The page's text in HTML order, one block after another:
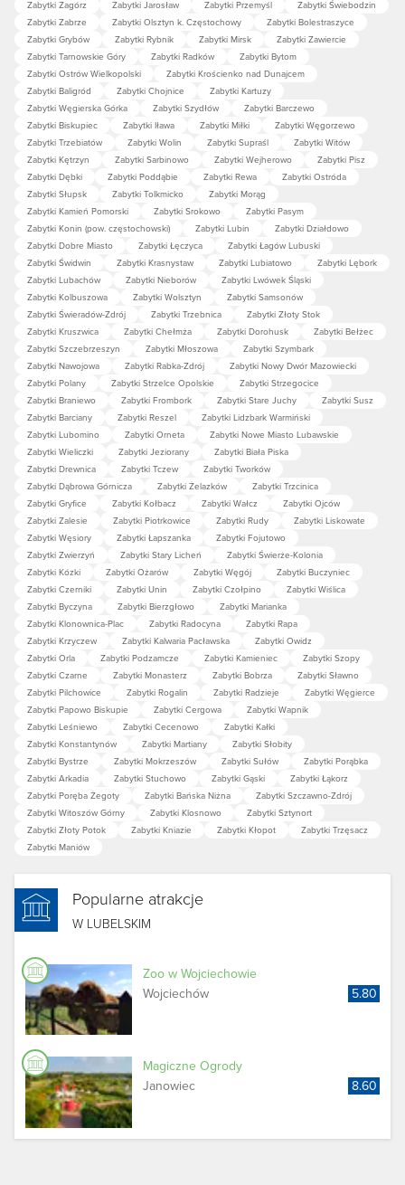
Zabytki Zagórz Zabytki Jarosław Zabytki Przemyśl
Zabytki Świebodzin
Zabytki Zabrze
Zabytki Olsztyn k. Częstochowy
Zabytki Bolestraszyce
Zabytki Grybów
Zabytki Rybnik Zabytki Mirsk
Zabytki Zawiercie
Zabytki Tarnowskie Góry
Zabytki Radków
Zabytki Bytom
Zabytki Ostrów Wielkopolski
Zabytki Krościenko nad Dunajcem
Zabytki Baligród
Zabytki Chojnice
Zabytki Kartuzy
Zabytki Węgierska Górka
Zabytki Szydłów
Zabytki Barczewo
Zabytki Biskupiec
Zabytki Iława Zabytki Miłki
Zabytki Węgorzewo
Zabytki Trzebiatów
Zabytki Wolin Zabytki Supraśl
Zabytki Witów
Zabytki Kętrzyn
Zabytki Sarbinowo Zabytki Wejherowo
Zabytki Pisz
Zabytki Dębki
Zabytki Poddąbie Zabytki Rewa
Zabytki Ostróda
Zabytki Słupsk
Zabytki Tolkmicko
Zabytki Morąg
Zabytki Kamień Pomorski
Zabytki Srokowo
Zabytki Pasym
Zabytki Konin (pow. częstochowski)
Zabytki Lubin
Zabytki Działdowo
Zabytki Dobre Miasto
Zabytki Łęczyca
Zabytki Łagów Lubuski
Zabytki Świdwin
Zabytki Krasnystaw Zabytki Lubiatowo
Zabytki Lębork
Zabytki Lubachów
Zabytki Nieborów
Zabytki Lwówek Śląski
Zabytki Kolbuszowa
Zabytki Wolsztyn
Zabytki Samsonów
Zabytki Świeradów-Zdrój
Zabytki Trzebnica
Zabytki Złoty Stok
Zabytki Kruszwica
Zabytki Chełmża Zabytki Dorohusk
Zabytki Bełżec
Zabytki Szczebrzeszyn
Zabytki Młoszowa
Zabytki Szymbark
Zabytki Nawojowa
Zabytki Rabka-Zdrój
Zabytki Nowy Dwór Mazowiecki
Zabytki Polany
Zabytki Strzelce Opolskie
Zabytki Strzegocice
Zabytki Braniewo
Zabytki Frombork Zabytki Stare Juchy
Zabytki Susz
Zabytki Barciany
Zabytki Reszel
Zabytki Lidzbark Warmiński
Zabytki Lubomino
Zabytki Orneta
Zabytki Nowe Miasto Lubawskie
Zabytki Wieliczki
Zabytki Jeziorany
Zabytki Biała Piska
Zabytki Drewnica
Zabytki Tczew
Zabytki Tworków
Zabytki Dąbrowa Górnicza
Zabytki Żelazków
Zabytki Trzcinica
Zabytki Gryfice
Zabytki Kołbacz Zabytki Wałcz
Zabytki Ojców
Zabytki Zalesie
Zabytki Piotrkowice Zabytki Rudy
Zabytki Liskowate
Zabytki Węsiory
Zabytki Łapszanka
Zabytki Fojutowo
Zabytki Zwierzyń
Zabytki Stary Licheń
Zabytki Świerże-Kolonia
Zabytki Kózki
Zabytki Ożarów Zabytki Węgój
Zabytki Buczyniec
Zabytki Czerniki
Zabytki Unin Zabytki Czołpino
Zabytki Wiślica
Zabytki Byczyna
Zabytki Bierzgłowo
Zabytki Marianka
Zabytki Klonownica-Plac
Zabytki Radocyna
Zabytki Rapa
Zabytki Krzyczew
Zabytki Kalwaria Pacławska
Zabytki Owidz
Zabytki Orla
Zabytki Podzamcze Zabytki Kamieniec
Zabytki Szopy
Zabytki Czarne
Zabytki Monasterz Zabytki Bobrza
Zabytki Sławno
Zabytki Pilchowice
Zabytki Rogalin Zabytki Radzieje
Zabytki Węgierce
Zabytki Papowo Biskupie
Zabytki Cergowa
Zabytki Wapnik
Zabytki Leśniewo
Zabytki Cecenowo
Zabytki Kałki
Zabytki Konstantynów
Zabytki Martiany
Zabytki Słobity
Zabytki Bystrze
Zabytki Mokrzeszów Zabytki Sułów
Zabytki Porąbka
Zabytki Arkadia
Zabytki Stuchowo Zabytki Gąski
Zabytki Łąkorz
Zabytki Poręba Żegoty
Zabytki Bańska Niżna
Zabytki Szczawno-Zdrój
Zabytki Witoszów Górny
Zabytki Klosnowo
Zabytki Sztynort
Zabytki Złoty Potok
Zabytki Kniazie Zabytki Kłopot
Zabytki Trzęsacz
Zabytki Maniów
Popularne atrakcje
W LUBELSKIM
Zoo w Wojciechowie
Wojciechów
5.80
Magiczne Ogrody
Janowiec
8.60